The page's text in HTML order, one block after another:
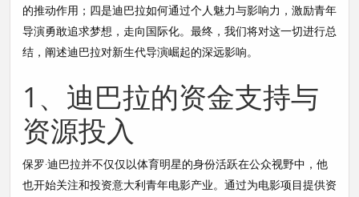
的推动作用；四是迪巴拉如何通过个人魅力与影响力，激励青年
导演勇敢追求梦想，走向国际化。最终，我们将对这一切进行总
结，阐述迪巴拉对新生代导演崛起的深远影响。
1、迪巴拉的资金支持与
资源投入
保罗·迪巴拉并不仅仅以体育明星的身份活跃在公众视野中，他
也开始关注和投资意大利青年电影产业。通过为电影项目提供资